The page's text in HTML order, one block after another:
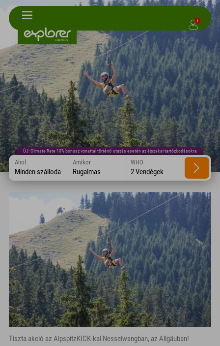
1
ÚJ: Climate Rate 10% bónusz vonattal történő utazás esetén az éjszakai tartózkodásokra
Ahol
Minden szálloda
Amikor
Rugalmas
WHO
2 Vendégek
Tiszta akció az AlpspitzKICK-kal Nesselwangban, az Allgäuban!